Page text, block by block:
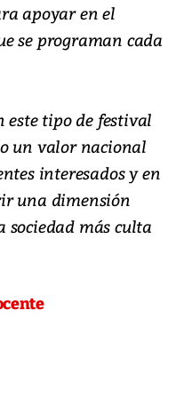
apoyar en el
se programan cada
este tipo de festival
un valor nacional
interesados y en
una dimensión
sociedad más culta